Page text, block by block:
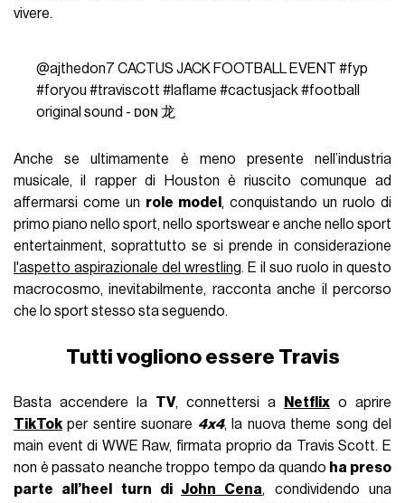
vivere.
@ajthedon7 CACTUS JACK FOOTBALL EVENT #fyp
#foryou #traviscott #laflame #cactusjack #football
original sound - ᴅᴏɴ 龙
Anche se ultimamente è meno presente nell’industria
musicale, il rapper di Houston è riuscito comunque ad
affermarsi come un role model , conquistando un ruolo di
primo piano nello sport, nello sportswear e anche nello sport
entertainment, soprattutto se si prende in considerazione
l'aspetto aspirazionale del wrestling. E il suo ruolo in questo
macrocosmo, inevitabilmente, racconta anche il percorso
che lo sport stesso sta seguendo.
Tutti vogliono essere Travis
Basta accendere la TV, connettersi a Netflix o aprire
TikTok per sentire suonare 4x4, la nuova theme song del
main event di WWE Raw, firmata proprio da Travis Scott. E
non è passato neanche troppo tempo da quando ha preso
parte all’heel turn di John Cena, condividendo una